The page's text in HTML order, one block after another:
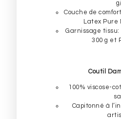
Couche de
Latex Pure
Garnissage
300 g et
Coutil
100% viscose-
Capitonné à